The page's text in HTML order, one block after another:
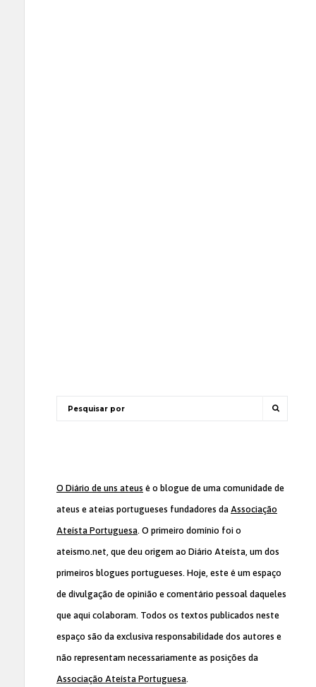
O Diário de uns ateus é o blogue de uma comunidade de
ateus e ateias portugueses fundadores da Associação
Ateísta Portuguesa. O primeiro domínio foi o
ateismo.net, que deu origem ao Diário Ateísta, um dos
primeiros blogues portugueses. Hoje, este é um espaço
de divulgação de opinião e comentário pessoal daqueles
que aqui colaboram. Todos os textos publicados neste
espaço são da exclusiva responsabilidade dos autores e
não representam necessariamente as posições da
Associação Ateísta Portuguesa.